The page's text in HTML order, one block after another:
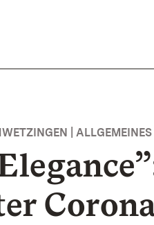
| ALLGEMEINES